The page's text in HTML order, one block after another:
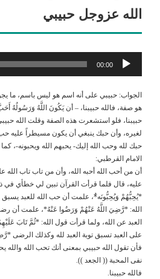
الله عزوجل حبيبي
مشغل
الصوت
00:00
الجواب: حبيبي على أنه اسم هو ليس باسم، ما
هو صفة، فالله حبيبنا، – أن يَكُونَ اللَّهُ وَرَسُولُهُ
حبيبنا، فلو استشعرت هذه الصفة وقلت الله
لغيره، وأن حبك ينبغي أن يكون مسيطراً عليه
حبك لله وحب الله إليك- يحبهم الله ويحبونه-،
الامام القرطبي:
أن من أحب الله أحبه الله، وأن من تاب تاب
عليه، قال فلما قرأت القرآن تبين لي خطأي في
*يُحِبُّهُمْ وَيُحِبُّونَه*ُ، علمت أن حب الله للعبد
الله: *رَّضِيَ اللَّهُ عَنْهُمْ وَرَضُوا عَنْهُ*، علمت أن
العبد عن الله، ولما قرأت قول الله: *ثُمَّ تَابَ
على العبد تسبق توبة العبد لله وكذلك الرضى
فأن تقول الله حبيبي بمعنى أنك تحب الله والله
نفى المحبة (( الجعد )).
فالله حبيبنا.